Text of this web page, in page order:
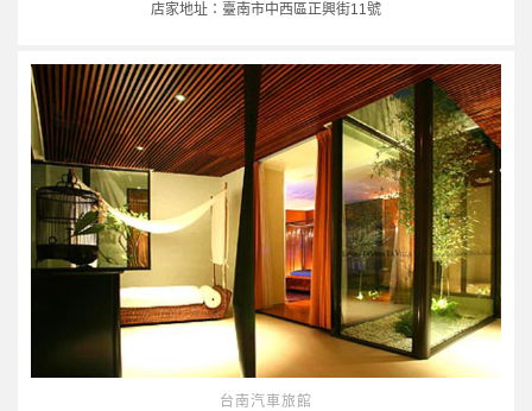
店家地址：臺南市中西區正興街11號
台南汽車旅館